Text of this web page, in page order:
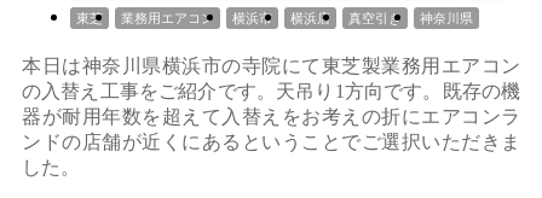
東芝
業務用エアコン 横浜市 横浜店 真空引き 神奈川県
本日は神奈川県横浜市の寺院にて東芝製業務用エアコン
の入替え工事をご紹介です。天吊り1方向です。既存の機
器が耐用年数を超えて入替えをお考えの折にエアコンラ
ンドの店舗が近くにあるということでご選択いただきま
した。